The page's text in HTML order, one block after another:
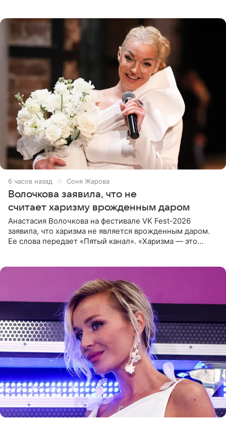
6 часов назад Соня Жарова
Волочкова заявила, что не
считает харизму врожденным даром
Анастасия Волочкова на фестивале VK Fest-2026
заявила, что харизма не является врожденным даром.
Ее слова передает «Пятый канал». «Харизма — это